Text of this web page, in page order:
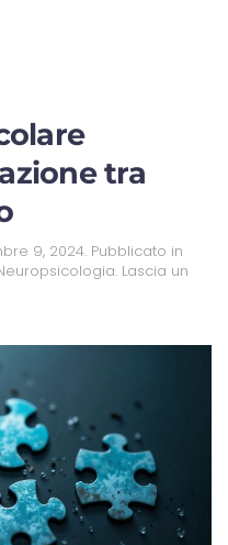
tra
9, 2024. Pubblicato in
. Lascia un